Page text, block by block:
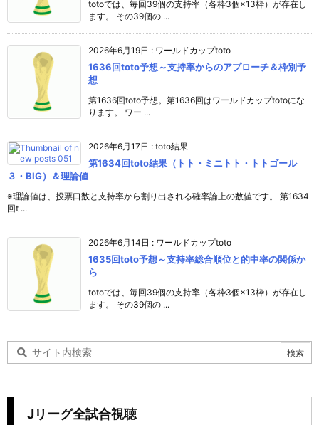
totoでは、毎回39個の支持率（各枠3個×13枠）が存在し
ます。 その39個の ...
2026年6月19日 : ワールドカップtoto
1636回toto予想～支持率からのアプローチ＆枠別予
想
第1636回toto予想。第1636回はワールドカップtotoにな
ります。 ワー ...
2026年6月17日 : toto結果
第1634回toto結果（トト・ミニトト・トトゴール
３・BIG）＆理論値
※理論値は、投票口数と支持率から割り出される確率論上の数値です。 第1634
回t ...
2026年6月14日 : ワールドカップtoto
1635回toto予想～支持率総合順位と的中率の関係か
ら
totoでは、毎回39個の支持率（各枠3個×13枠）が存在し
ます。 その39個の ...
Jリーグ全試合視聴